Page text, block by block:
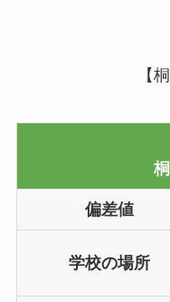
【
偏差値
学校の場所